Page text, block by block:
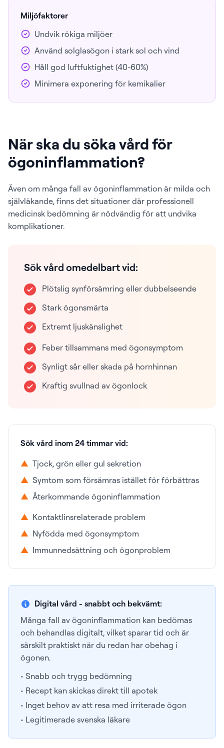
Miljöfaktorer
Undvik rökiga miljöer
Använd solglasögon i stark sol och vind
Håll god luftfuktighet (40-60%)
Minimera exponering för kemikalier
När ska du söka vård för
ögoninflammation?
Även om många fall av ögoninflammation är milda och
självläkande, finns det situationer där professionell
medicinsk bedömning är nödvändig för att undvika
komplikationer.
Sök vård omedelbart vid:
Plötslig synförsämring eller dubbelseende
Stark ögonsmärta
Extremt ljuskänslighet
Feber tillsammans med ögonsymptom
Synligt sår eller skada på hornhinnan
Kraftig svullnad av ögonlock
Sök vård inom 24 timmar vid:
▲ Tjock, grön eller gul sekretion
▲ Symtom som försämras istället för förbättras
▲ Återkommande ögoninflammation
▲ Kontaktlinsrelaterade problem
▲ Nyfödda med ögonsymptom
▲ Immunnedsättning och ögonproblem
Digital vård - snabbt och bekvämt:
Många fall av ögoninflammation kan bedömas
och behandlas digitalt, vilket sparar tid och är
särskilt praktiskt när du redan har obehag i
ögonen.
• Snabb och trygg bedömning
• Recept kan skickas direkt till apotek
• Inget behov av att resa med irriterade ögon
• Legitimerade svenska läkare